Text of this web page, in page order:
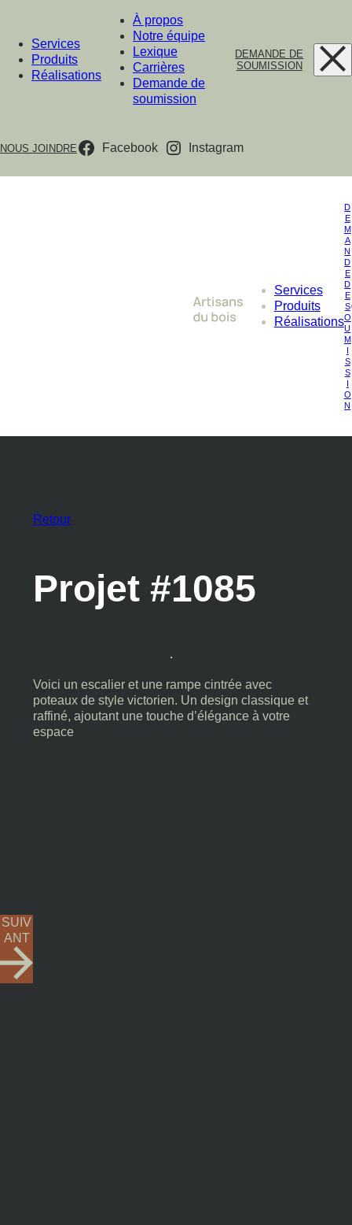
Services
Produits
Réalisations
À propos
Notre équipe
Lexique
Carrières
Demande de
soumission
DEMANDE DE
SOUMISSION
NOUS JOINDRE Facebook Instagram
Services
Produits
Réalisations
D
E
M
A
N
D
E
D
E
S
O
U
M
I
S
S
I
O
N
SUIV
ANT
Retour
Projet #1085
Voici un escalier et une rampe cintrée avec
poteaux de style victorien. Un design classique et
raffiné, ajoutant une touche d’élégance à votre
espace